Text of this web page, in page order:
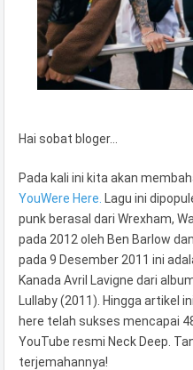
Hai sobat bloger…
Pada kali ini kita akan
YouWere Here. Lagu ini
punk berasal dari Wrexham,
pada 2012 oleh Ben Barlow
pada 9 Desember 2011 ini
Kanada Avril Lavigne dari
Lullaby (2011). Hingga artikel
here telah sukses mencapai
YouTube resmi Neck Deep.
terjemahannya!